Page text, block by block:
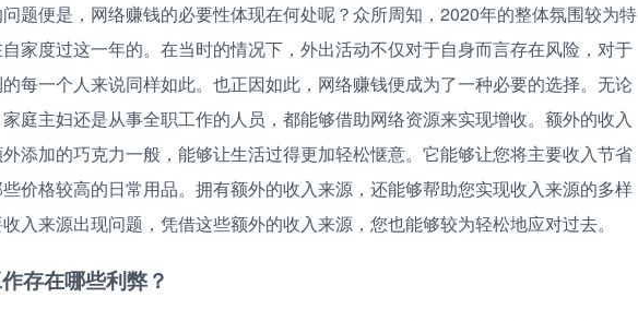
题便是，网络赚钱的必要性体现在何处呢？众所周知，2020年的整体氛围较为特
家度过这一年的。在当时的情况下，外出活动不仅对于自身而言存在风险，对于
每一个人来说同样如此。也正因如此，网络赚钱便成为了一种必要的选择。无论
庭主妇还是从事全职工作的人员，都能够借助网络资源来实现增收。额外的收入
添加的巧克力一般，能够让生活过得更加轻松惬意。它能够让您将主要收入节省
价格较高的日常用品。拥有额外的收入来源，还能够帮助您实现收入来源的多样
入来源出现问题，凭借这些额外的收入来源，您也能够较为轻松地应对过去。
存在哪些利弊？